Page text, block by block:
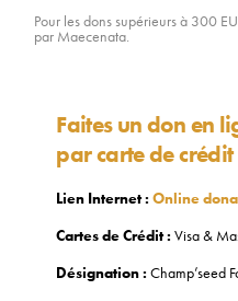
Pour les dons supérieurs à 300
par Maecenata.
Faites un don en
par carte de crédit
Lien Internet :Online
Cartes de Crédit : Visa &
Désignation : Champ’seed